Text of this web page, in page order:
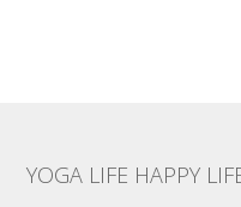
YOGA LIFE HAPPY